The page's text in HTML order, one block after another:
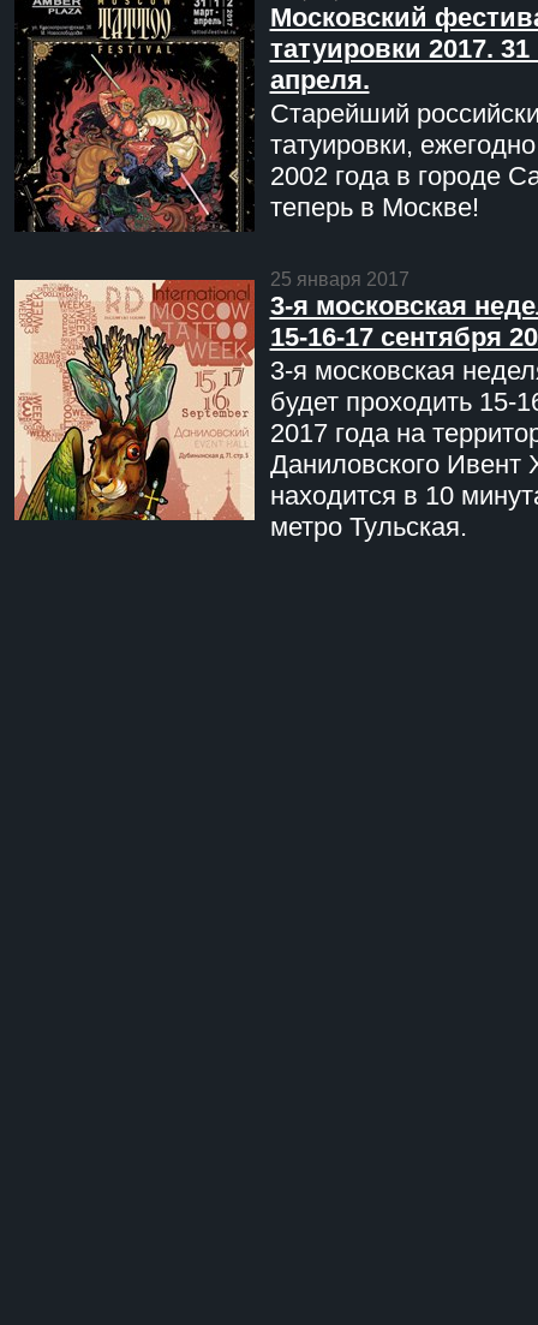
Московский
татуировки 2017. 31
апреля.
Старейший
татуировки,
2002 года в городе
теперь в Москве!
25 января 2017
3-я московская
15-16-17 сентября
3-я московская
будет проходить 15-
2017 года на
Даниловского Ивент
находится в 10
метро Тульская.